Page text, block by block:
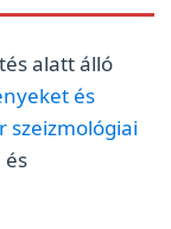
alatt álló
és
szeizmológiai
és